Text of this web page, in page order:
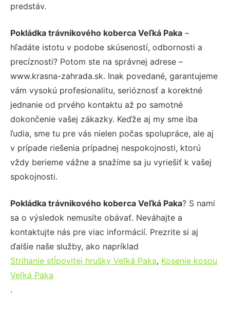
predstáv.
Pokládka trávnikového koberca Veľká Paka –
hľadáte istotu v podobe skúseností, odbornosti a
precíznosti? Potom ste na správnej adrese –
www.krasna-zahrada.sk. Inak povedané, garantujeme
vám vysokú profesionalitu, serióznosť a korektné
jednanie od prvého kontaktu až po samotné
dokončenie vašej zákazky. Keďže aj my sme iba
ľudia, sme tu pre vás nielen počas spolupráce, ale aj
v prípade riešenia prípadnej nespokojnosti, ktorú
vždy berieme vážne a snažíme sa ju vyriešiť k vašej
spokojnosti.
Pokládka trávnikového koberca Veľká Paka? S nami
sa o výsledok nemusíte obávať. Neváhajte a
kontaktujte nás pre viac informácií. Prezrite si aj
ďalšie naše služby, ako napríklad
Strihanie stĺpovitej hrušky Veľká Paka, Kosenie kosou
Veľká Paka
.